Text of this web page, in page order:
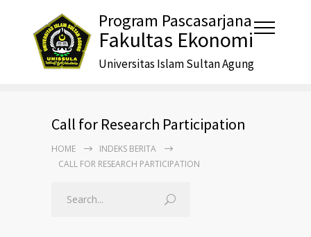
Program Pascasarjana
Fakultas Ekonomi
Universitas Islam Sultan Agung
Call for Research Participation
HOME
INDEKS BERITA
CALL FOR RESEARCH PARTICIPATION